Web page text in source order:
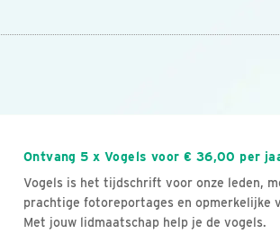
Ontvang 5 x Vogels voor € 36,00 per
Vogels is het tijdschrift voor onze leden,
prachtige fotoreportages en opmerkelijke
Met jouw lidmaatschap help je de vogels.